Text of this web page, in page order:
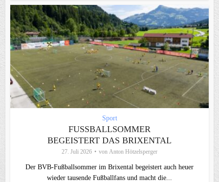
Sport
FUSSBALLSOMMER B
EGEISTERT DAS BRIXENTAL
27. Juli 2026 von Anton Hötzelsperger
Der BVB-Fußballsommer im Brixental begeistert auch heuer
wieder tausende Fußballfans und macht die...